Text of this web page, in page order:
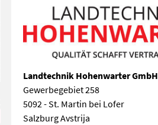
Landtechnik Hohenwarter GmbH
Gewerbegebiet 258
5092 - St. Martin bei Lofer
Salzburg Avstrija